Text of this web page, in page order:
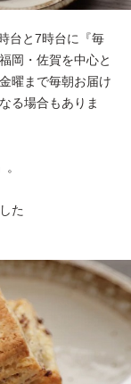
台と7時台に『毎
岡・佐賀を中心と
曜まで毎朝お届け
る場合もありま
た